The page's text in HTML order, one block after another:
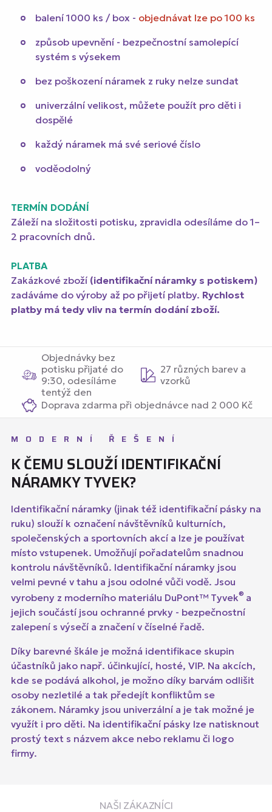
balení 1000 ks / box - objednávat lze po 100 ks
způsob upevnění - bezpečnostní samolepící
systém s výsekem
bez poškození náramek z ruky nelze sundat
univerzální velikost, můžete použít pro děti i
dospělé
každý náramek má své seriové číslo
voděodolný
TERMÍN DODÁNÍ
Záleží na složitosti potisku, zpravidla odesíláme do 1–
2 pracovních dnů.
PLATBA
Zakázkové zboží (identifikační náramky s potiskem)
zadáváme do výroby až po přijetí platby. Rychlost
platby má tedy vliv na termín dodání zboží.
Objednávky bez
potisku přijaté do
9:30, odesíláme
tentýž den
27 různých barev a
vzorků
Doprava zdarma při objednávce nad 2 000 Kč
MODERNÍ ŘEŠENÍ
K ČEMU SLOUŽÍ IDENTIFIKAČNÍ
NÁRAMKY TYVEK?
Identifikační náramky (jinak též identifikační pásky na
ruku) slouží k označení návštěvníků kulturních,
společenských a sportovních akcí a lze je používat
místo vstupenek. Umožňují pořadatelům snadnou
kontrolu návštěvníků. Identifikační náramky jsou
velmi pevné v tahu a jsou odolné vůči vodě. Jsou
vyrobeny z moderního materiálu DuPont™ Tyvek® a
jejich součástí jsou ochranné prvky - bezpečnostní
zalepení s výsečí a značení v číselné řadě.
Díky barevné škále je možná identifikace skupin
účastníků jako např. účinkující, hosté, VIP. Na akcích,
kde se podává alkohol, je možno díky barvám odlišit
osoby nezletilé a tak předejít konfliktům se
zákonem. Náramky jsou univerzální a je tak možné je
využít i pro děti. Na identifikační pásky lze natisknout
prostý text s názvem akce nebo reklamu či logo
firmy.
NAŠI ZÁKAZNÍCI